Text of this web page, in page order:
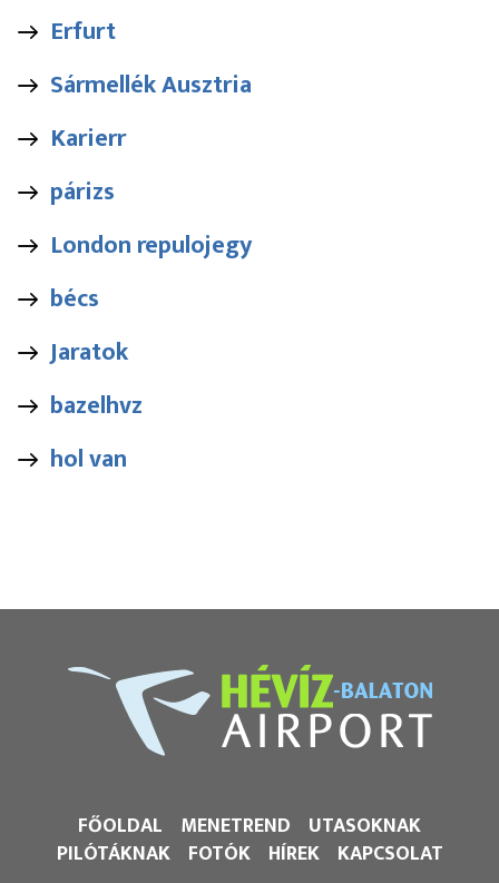
Erfurt
Sármellék Ausztria
Karierr
párizs
London repulojegy
bécs
Jaratok
bazelhvz
hol van
FŐOLDAL MENETREND UTASOKNAK
PILÓTÁKNAK FOTÓK HÍREK KAPCSOLAT